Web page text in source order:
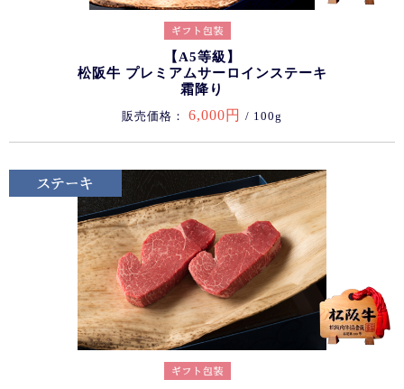
【A5等級】
松阪牛 プレミアムサーロインステーキ
霜降り
販売価格： 6,000円 / 100g